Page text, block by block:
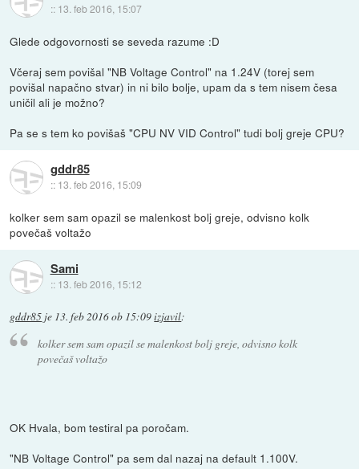
:: 13. feb 2016, 15:07
Glede odgovornosti se seveda razume :D
Včeraj sem povišal "NB Voltage Control" na 1.24V (torej sem
povišal napačno stvar) in ni bilo bolje, upam da s tem nisem česa
uničil ali je možno?
Pa se s tem ko povišaš "CPU NV VID Control" tudi bolj greje CPU?
gddr85
:: 13. feb 2016, 15:09
kolker sem sam opazil se malenkost bolj greje, odvisno kolk
povečaš voltažo
Sami
:: 13. feb 2016, 15:12
gddr85 je 13. feb 2016 ob 15:09izjavil:
kolker sem sam opazil se malenkost bolj greje, odvisno kolk
povečaš voltažo
OK Hvala, bom testiral pa poročam.
"NB Voltage Control" pa sem dal nazaj na default 1.100V.